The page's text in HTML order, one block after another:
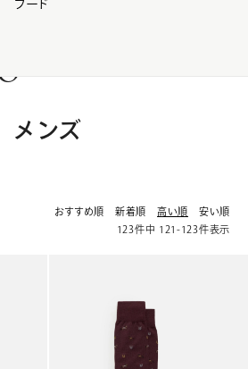
夏のプレゼントキャンペーン開催中
フード
メンズ
おすすめ順 新着順 高い順
安い順
123件中 121-123件表示